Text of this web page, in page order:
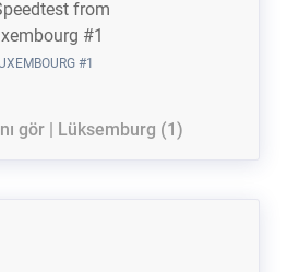
#1
gör | Lüksemburg (1)